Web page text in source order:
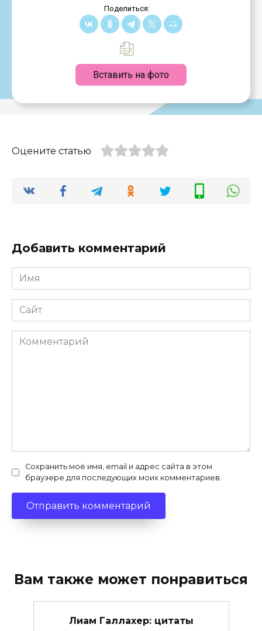
Поделиться:
Вставить на фото
Оцените статью
Добавить комментарий
Имя
*
Сайт
Комментарий
Сохранить моё имя, email и адрес сайта в этом
браузере для последующих моих комментариев.
Вам также может понравиться
Лиам Галлахер: цитаты